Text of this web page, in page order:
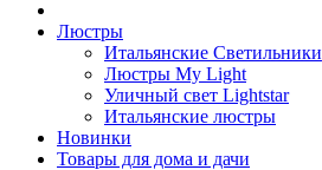
Люстры
Итальянские Светильники
Люстры My Light
Уличный свет Lightstar
Итальянские люстры
Новинки
Товары для дома и дачи